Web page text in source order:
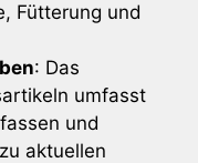
Fütterung und
: Das
umfasst
und
aktuellen